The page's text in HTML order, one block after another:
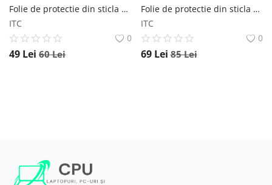
Folie de protectie din sticla pentru Blackview A60 Blackview
ITC
0
49 Lei 60Lei
Folie de protectie din sticla pentru Blackview BV9500 BV9500 Plus BV9500 Pro Blackview
ITC
0
69 Lei 85Lei